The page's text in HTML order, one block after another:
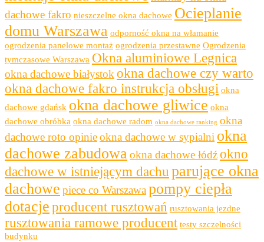
dachowe fakro nieszczelne okna dachowe Ocieplanie
domu Warszawa odporność okna na włamanie
ogrodzenia panelowe montaż ogrodzenia przestawne Ogrodzenia
tymczasowe Warszawa Okna aluminiowe Legnica
okna dachowe białystokokna dachowe czy warto
okna dachowe fakro instrukcja obsługi okna
dachowe gdańsk okna dachowe gliwice okna
dachowe obróbka okna dachowe radom okna dachowe ranking okna
dachowe roto opinieokna dachowe w sypialni okna
dachowe zabudowaokna dachowe łódźokno
dachowe w istniejącym dachu parujące okna
dachowe piece co Warszawapompy ciepła
dotacje producent rusztowań rusztowania jezdne
rusztowania ramowe producent testy szczelności
budynku